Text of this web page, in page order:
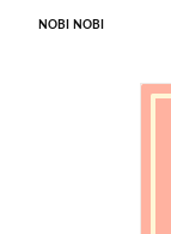
NOBI NOBI